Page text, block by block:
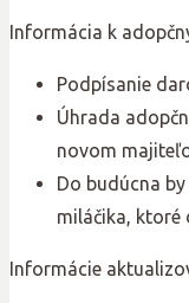
Informácia k
Podpísanie
Úhrada
novom
Do budúcna
miláčika, ktoré
Informácie